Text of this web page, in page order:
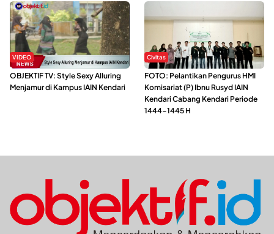
VIDEO
OBJEKTIF TV: Style Sexy Alluring
Menjamur di Kampus IAIN Kendari
Civitas
FOTO: Pelantikan Pengurus HMI
Komisariat (P) Ibnu Rusyd IAIN
Kendari Cabang Kendari Periode
1444-1445 H